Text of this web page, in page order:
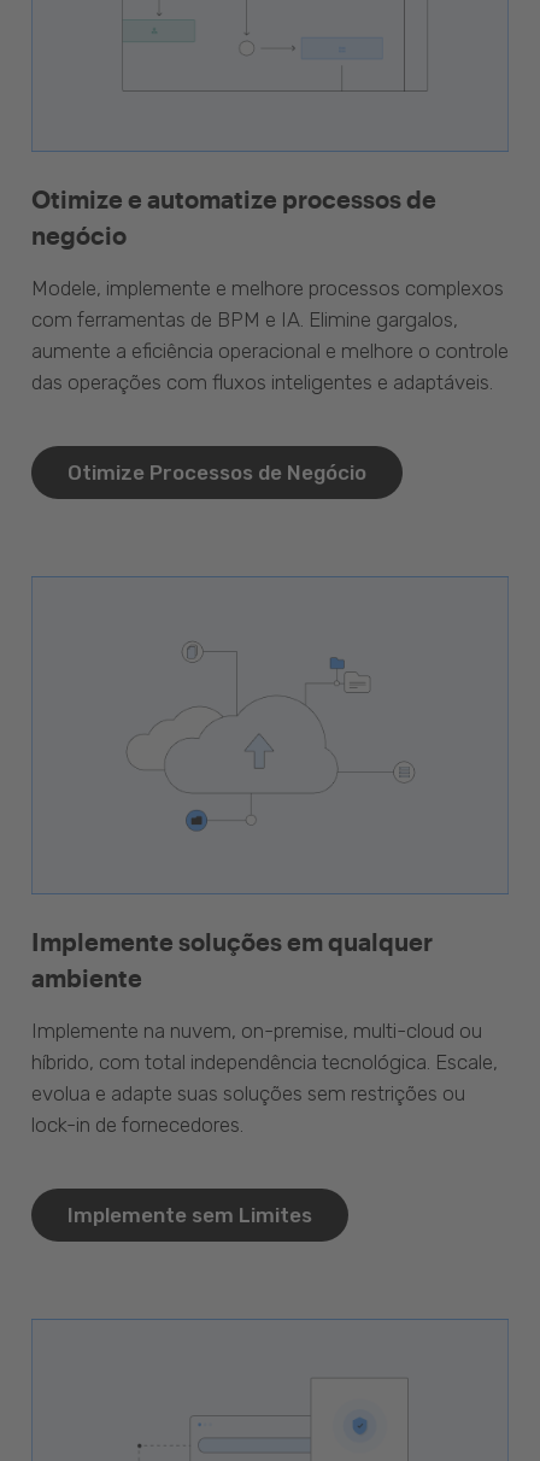
Otimize e automatize processos de
negócio
Modele, implemente e melhore processos complexos
com ferramentas de BPM e IA. Elimine gargalos,
aumente a eficiência operacional e melhore o controle
das operações com fluxos inteligentes e adaptáveis.
Otimize Processos de Negócio
Implemente soluções em qualquer
ambiente
Implemente na nuvem, on-premise, multi-cloud ou
híbrido, com total independência tecnológica. Escale,
evolua e adapte suas soluções sem restrições ou
lock-in de fornecedores.
Implemente sem Limites